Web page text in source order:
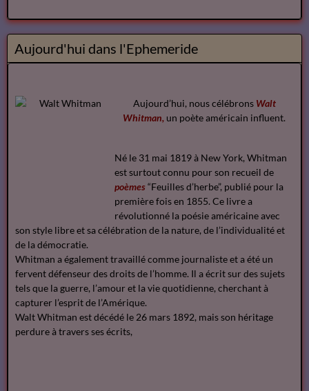
Aujourd'hui dans l'Ephemeride
Aujourd’hui, nous célébrons Walt
Whitman, un poète américain influent.
Né le 31 mai 1819 à New York, Whitman
est surtout connu pour son recueil de
poèmes “Feuilles d’herbe”, publié pour la
première fois en 1855. Ce livre a
révolutionné la poésie américaine avec
son style libre et sa célébration de la nature, de l’individualité et
de la démocratie.
Whitman a également travaillé comme journaliste et a été un
fervent défenseur des droits de l’homme. Il a écrit sur des sujets
tels que la guerre, l’amour et la vie quotidienne, cherchant à
capturer l’esprit de l’Amérique.
Walt Whitman est décédé le 26 mars 1892, mais son héritage
perdure à travers ses écrits,